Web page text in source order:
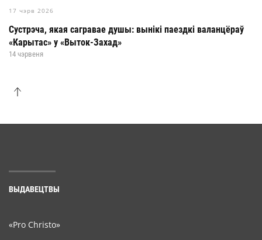
17 чэрв 2026
Сустрэча, якая сагравае душы: вынікі паездкі валанцёраў
«Карытас» у «Выток-Захад»
14 чэрвеня
ВЫДАВЕЦТВЫ
«Pro Christo»